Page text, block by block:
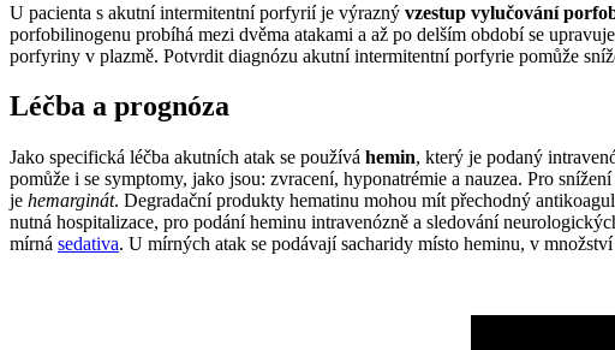
U pacienta s akutní intermitentní porfyrií je výrazný vzestup vylučování
porfobilinogenu probíhá mezi dvěma atakami a až po delším období se
porfyriny v plazmě. Potvrdit diagnózu akutní intermitentní porfyrie pomůže
Léčba a prognóza
Jako specifická léčba akutních atak se používá hemin, který je podaný
pomůže i se symptomy, jako jsou: zvracení, hyponatrémie a nauzea. Pro
je hemarginát. Degradační produkty hematinu mohou mít přechodný
nutná hospitalizace, pro podání heminu intravenózně a sledování
mírná sedativa. U mírných atak se podávají sacharidy místo heminu, v